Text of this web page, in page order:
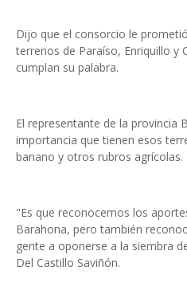
Dijo que el consorcio le
terrenos de Paraíso, Enriquillo y
cumplan su palabra.
El representante de la provincia
importancia que tienen esos
banano y otros rubros agrícolas.
"Es que reconocemos los
Barahona, pero también
gente a oponerse a la siembra
Del Castillo Saviñón.